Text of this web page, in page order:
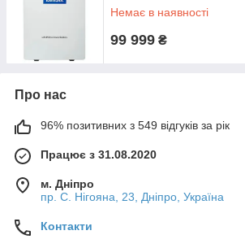
Немає в наявності
99 999 ₴
Про нас
96% позитивних з 549 відгуків за рік
Працює з 31.08.2020
м. Дніпро
пр. С. Нігояна, 23, Дніпро, Україна
Контакти